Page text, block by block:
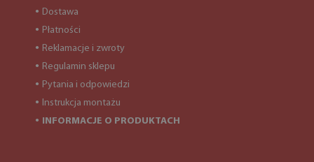
● Dostawa
● Płatności
● Reklamacje i zwroty
● Regulamin sklepu
● Pytania i odpowiedzi
● Instrukcja montażu
● INFORMACJE O PRODUKTACH